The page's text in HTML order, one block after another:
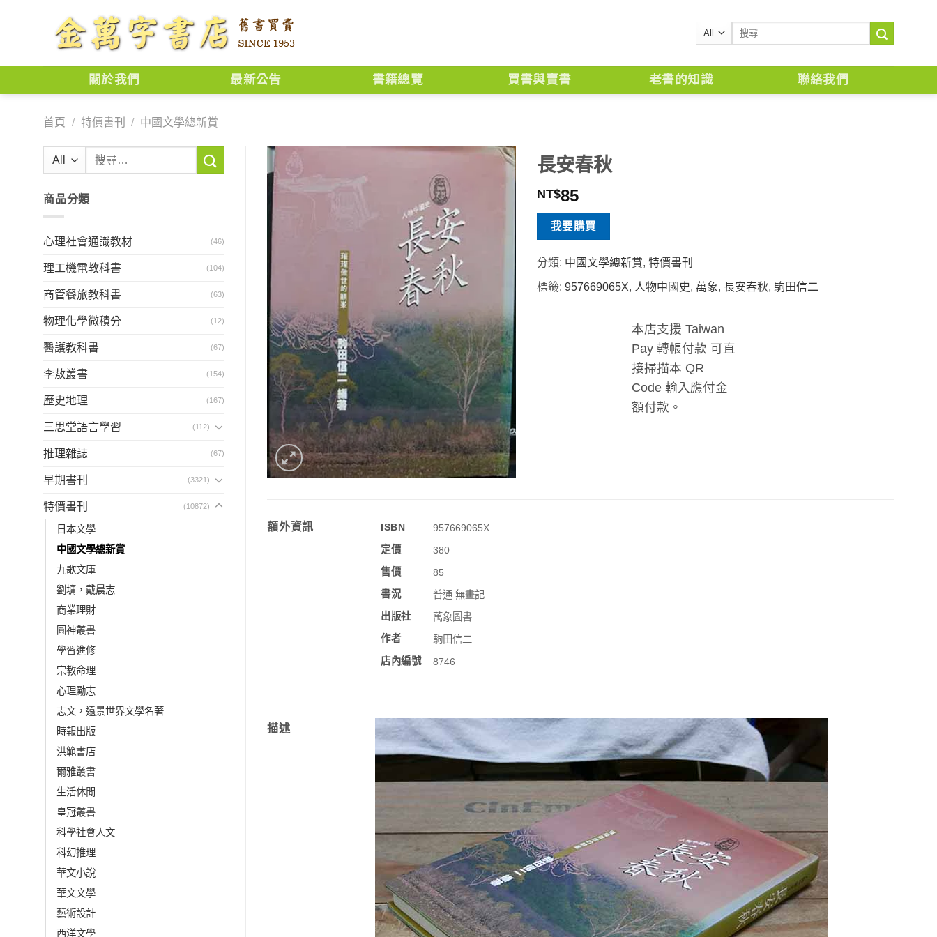
搜
鍵
關於我們 最新公告 書籍總覽 買書與賣書 老書的知識 聯絡我們
首頁 / 特價書刊 / 中國文學總新賞
鍵
商品分類
心理社會通識教材 (46)
理工機電教科書 (104)
商管餐旅教科書 (63)
物理化學微積分 (12)
醫護教科書 (67)
李敖叢書 (154)
歷史地理 (167)
三思堂語言學習 (112)
推理雜誌 (67)
早期書刊 (3321)
特價書刊 (10872)
日本文學
中國文學總新賞
九歌文庫
劉墉，戴晨志
商業理財
圓神叢書
學習進修
宗教命理
心理勵志
志文，遠景世界文學名著
時報出版
洪範書店
爾雅叢書
生活休閒
皇冠叢書
科學社會人文
科幻推理
華文小說
華文文學
藝術設計
西洋文學
長安春秋
NT$85
我要購買
分類: 中國文學總新賞,特價書刊
標籤:957669065X, 人物中國史, 萬象,長安春秋, 駒田信二
本店支援 Taiwan
Pay 轉帳付款 可直
接掃描本 QR
Code 輸入應付金
額付款。
額外資訊 ISBN
957669065X
定價
380
售價
85
書況
普通 無畫記
出版社
萬象圖書
作者
駒田信二
店內編號
8746
描述